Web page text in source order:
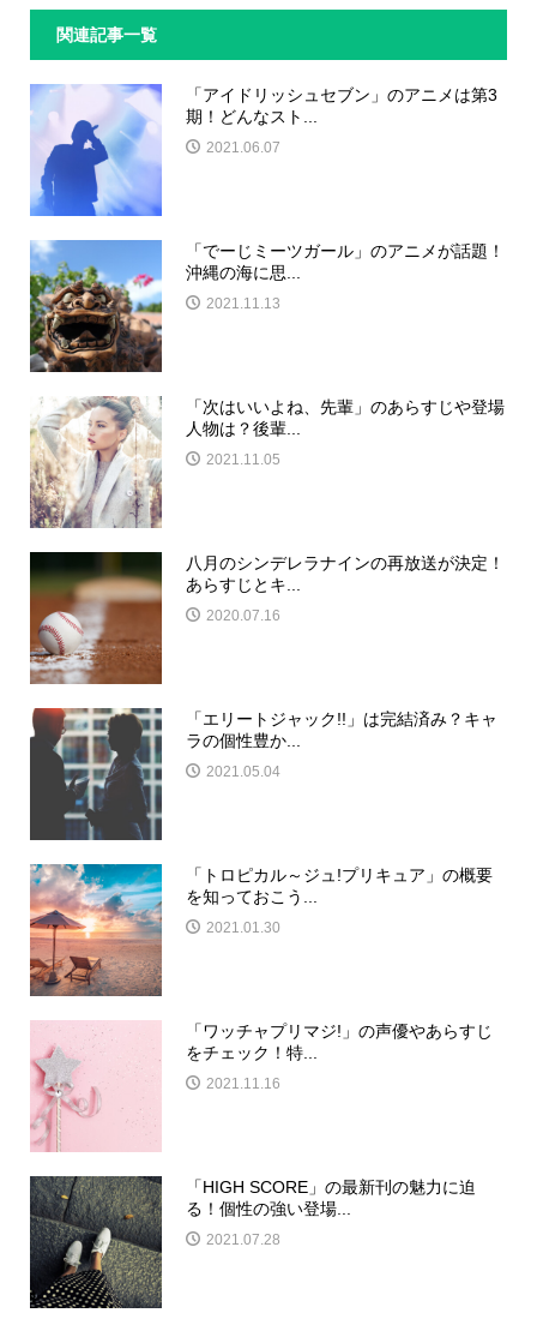
関連記事一覧
「アイドリッシュセブン」のアニメは第3
期！どんなスト...
2021.06.07
「でーじミーツガール」のアニメが話題！
沖縄の海に思...
2021.11.13
「次はいいよね、先輩」のあらすじや登場
人物は？後輩...
2021.11.05
八月のシンデレラナインの再放送が決定！
あらすじとキ...
2020.07.16
「エリートジャック!!」は完結済み？キャ
ラの個性豊か...
2021.05.04
「トロピカル～ジュ!プリキュア」の概要
を知っておこう...
2021.01.30
「ワッチャプリマジ!」の声優やあらすじ
をチェック！特...
2021.11.16
「HIGH SCORE」の最新刊の魅力に迫
る！個性の強い登場...
2021.07.28